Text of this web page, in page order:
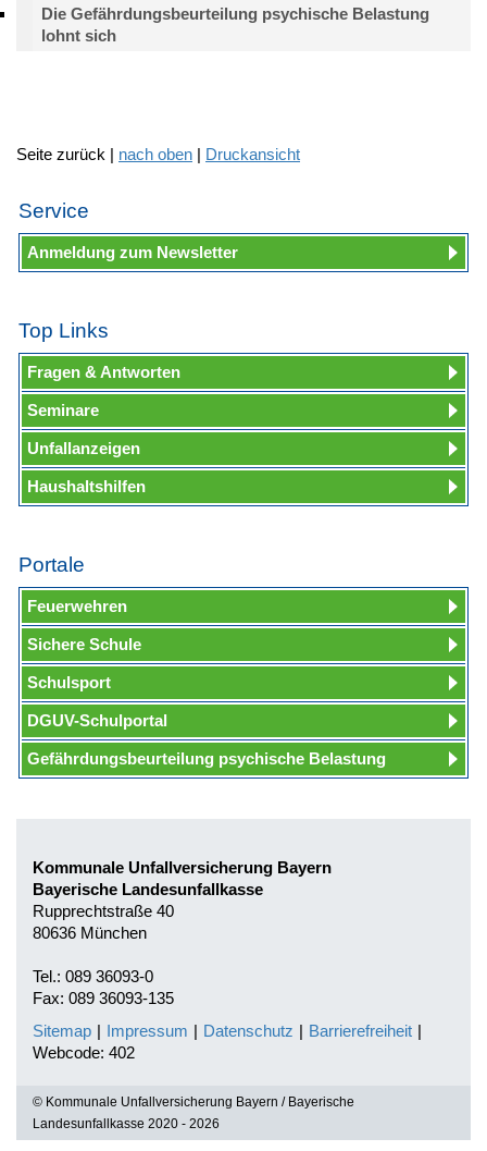
Die Gefährdungsbeurteilung psychische Belastung
lohnt sich
Seite zurück | nach oben | Druckansicht
Service
Anmeldung zum Newsletter
Top Links
Fragen & Antworten
Seminare
Unfallanzeigen
Haushaltshilfen
Portale
Feuerwehren
Sichere Schule
Schulsport
DGUV-Schulportal
Gefährdungsbeurteilung psychische Belastung
Kommunale Unfallversicherung Bayern
Bayerische Landesunfallkasse
Rupprechtstraße 40
80636 München
Tel.: 089 36093-0
Fax: 089 36093-135
Sitemap | Impressum | Datenschutz | Barrierefreiheit |
Webcode: 402
© Kommunale Unfallversicherung Bayern / Bayerische
Landesunfallkasse 2020 - 2026